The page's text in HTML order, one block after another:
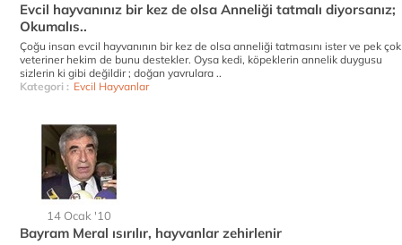
Evcil hayvanınız bir kez de olsa Anneliği tatmalı diyorsanız;
Okumalıs..
Çoğu insan evcil hayvanının bir kez de olsa anneliği tatmasını ister ve pek çok
veteriner hekim de bunu destekler. Oysa kedi, köpeklerin annelik duygusu
sizlerin ki gibi değildir ; doğan yavrulara ..
Kategori : Evcil Hayvanlar
14 Ocak '10
Bayram Meral ısırılır, hayvanlar zehirlenir